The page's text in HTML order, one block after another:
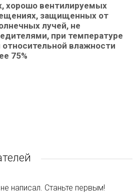
хорошо вентилируемых
защищенных от
лучей, не
при температуре
влажности
75%
написал. Станьте первым!